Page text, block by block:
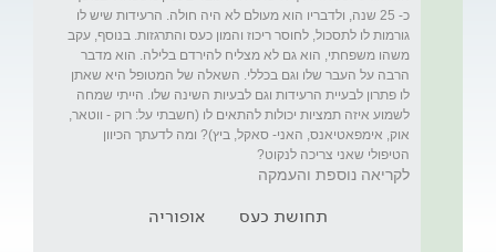
כ- 25 שנה, ולדבריו הוא מעולם לא היה חולה. הרעידות שיש לו
גורמות לו לתסכול, לחוסר ריכוז והמון כעס והתרגזות. בנוסף, עקב
משהו משפחתי, הוא גם לא מצליח להירדם בלילה. הוא מדבר
הרבה על העבר שלו וגם בכללי. השאלה של המטופל היא שאתן
לו פתרון לבעיית הרעידות וגם לבעיות השינה שלו. הייתי שמחה
לשמוע איזה תמציות יכולות להתאים לו (חשבתי על: רוק - ווטאר,
אוק, אימפאטיאנס, האני- סאקל, ביץ)? ומה לדעתך הכיוון
הטיפולי שאני צריכה לנקוט?
לקריאה נוספת והעמקה
תחושת כעס אופוריה